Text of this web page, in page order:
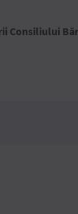
Consiliului